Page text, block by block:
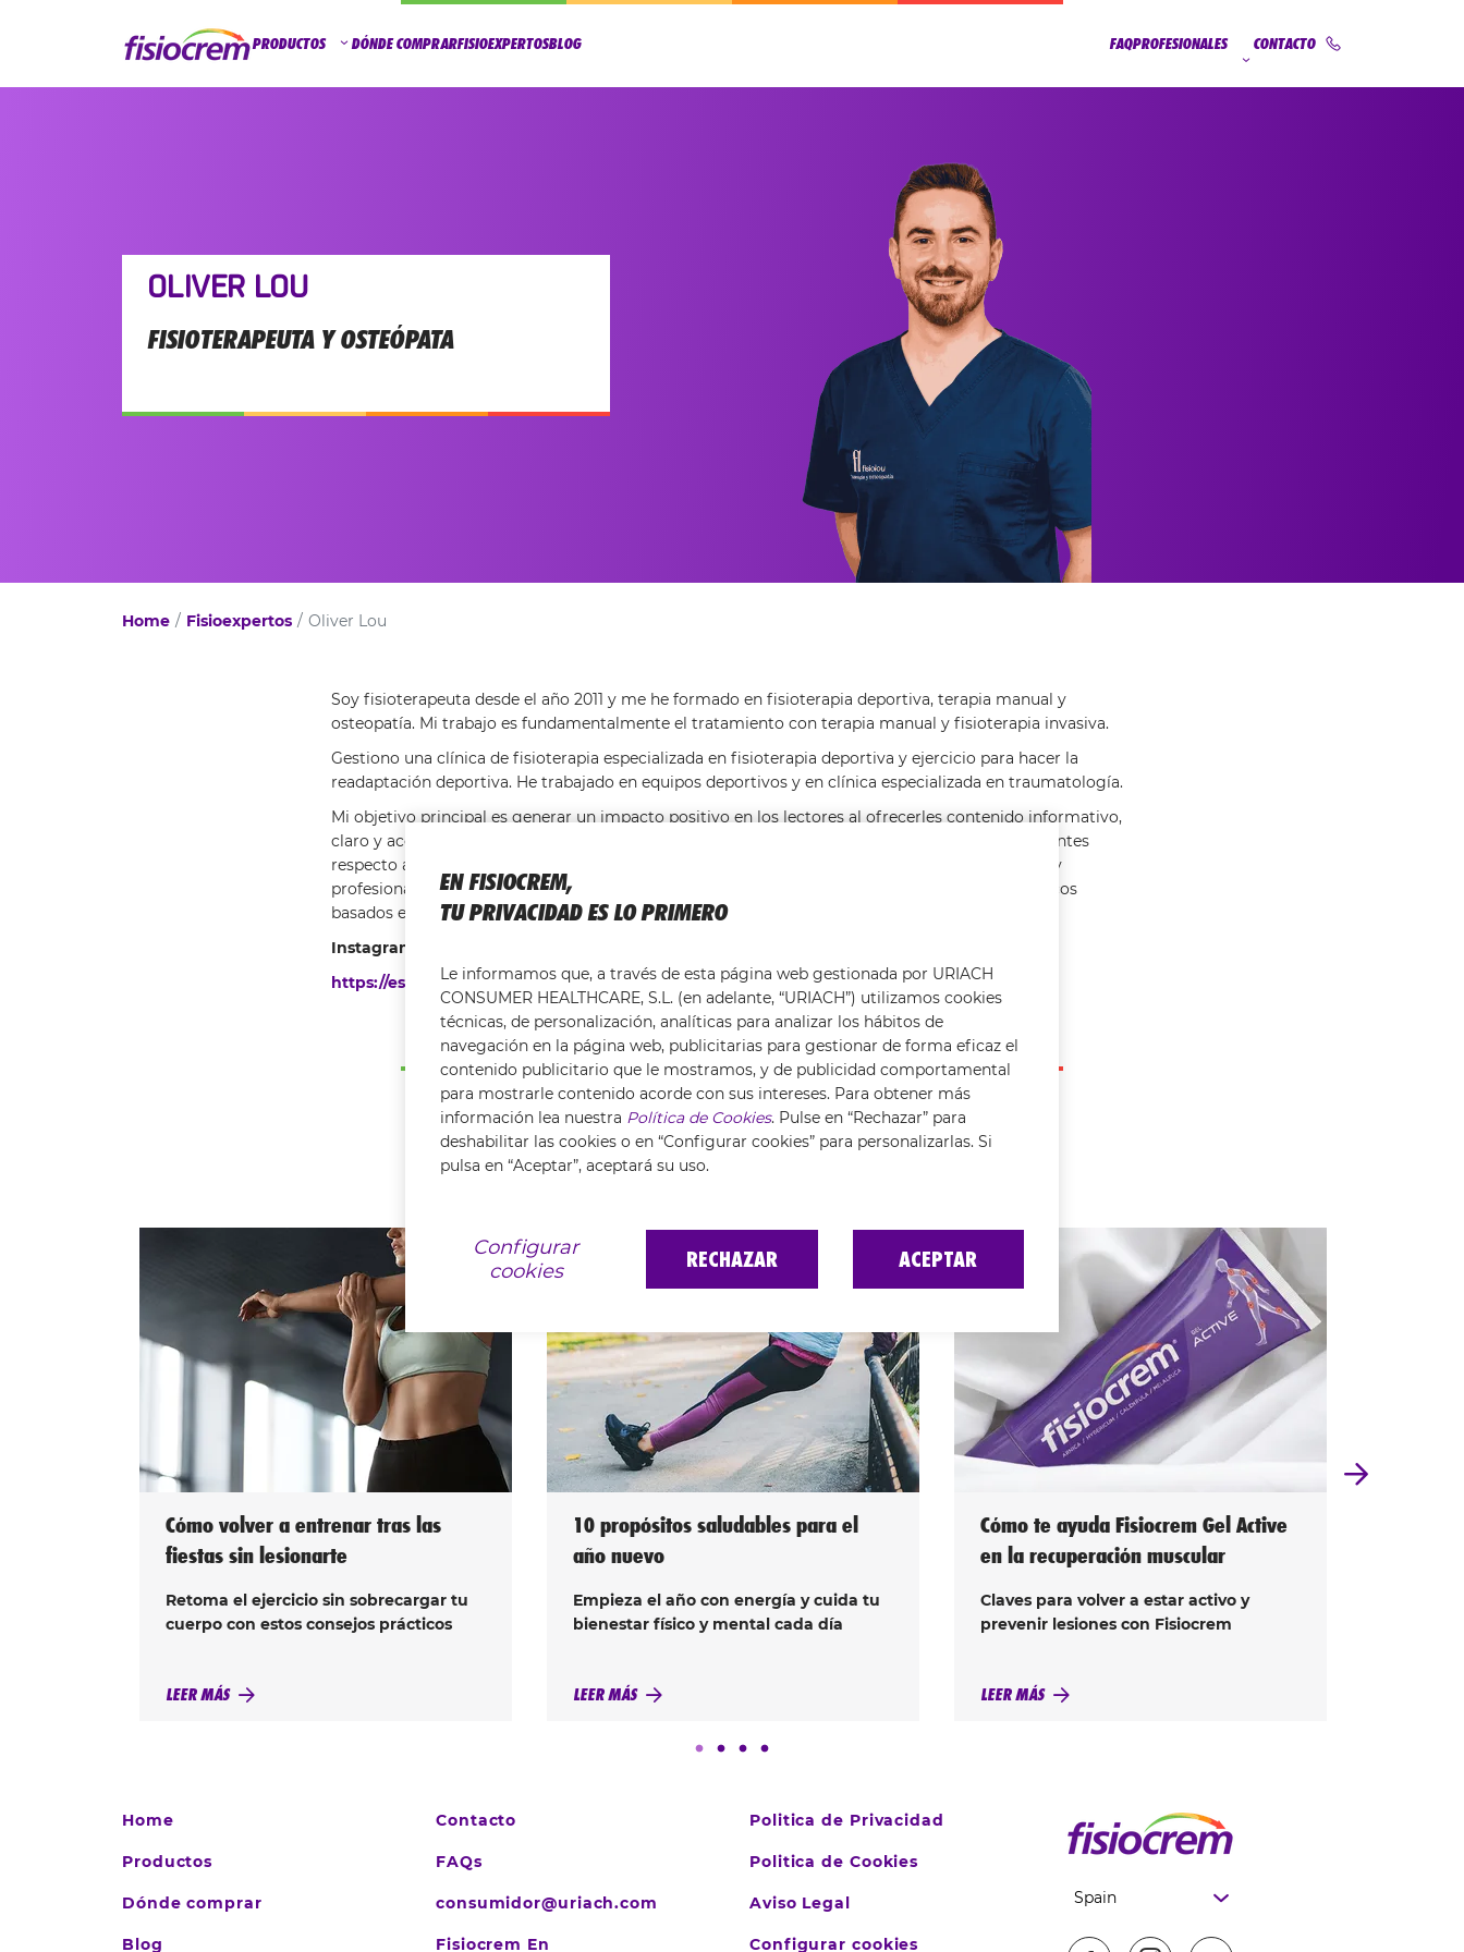
PRODUCTOS DÓNDE COMPRARFISIOEXPERTOSBLOG FAQPROFESIONALES CONTACTO
OLIVER LOU
FISIOTERAPEUTA Y OSTEÓPATA
Home Fisioexpertos Oliver Lou
Soy fisioterapeuta desde el año 2011 y me he formado en fisioterapia deportiva, terapia manual y
osteopatía. Mi trabajo es fundamentalmente el tratamiento con terapia manual y fisioterapia invasiva.
Gestiono una clínica de fisioterapia especializada en fisioterapia deportiva y ejercicio para hacer la
readaptación deportiva. He trabajado en equipos deportivos y en clínica especializada en traumatología.
Mi objetivo principal es generar un impacto positivo en los lectores al ofrecerles contenido informativo,
claro y accesible, que les inspire a adoptar hábitos más saludables y a tomar decisiones conscientes
respecto a su bienestar físico y mental. Me gustaría que mis publicaciones lleguen a pacientes y
profesionales que quieran mejorar su estado de salud o el de sus pacientes con consejos prácticos
basados en la evidencia científica.
Instagram:
https://es.linkedin.com/in/oliver-lou-moreno-03834445
ARTÍCULOS PUBLICADOS
Cómo volver a entrenar tras las
fiestas sin lesionarte
Retoma el ejercicio sin sobrecargar tu
cuerpo con estos consejos prácticos
LEER MÁS
10 propósitos saludables para el
año nuevo
Empieza el año con energía y cuida tu
bienestar físico y mental cada día
LEER MÁS
Cómo te ayuda Fisiocrem Gel Active
en la recuperación muscular
Claves para volver a estar activo y
prevenir lesiones con Fisiocrem
LEER MÁS
Home
Productos
Dónde comprar
Blog
Contacto
FAQs
consumidor@uriach.com
Fisiocrem En
Politica de Privacidad
Politica de Cookies
Aviso Legal
Configurar cookies
EN FISIOCREM,
TU PRIVACIDAD ES LO PRIMERO
Le informamos que, a través de esta página web gestionada por URIACH
CONSUMER HEALTHCARE, S.L. (en adelante, “URIACH”) utilizamos cookies
técnicas, de personalización, analíticas para analizar los hábitos de
navegación en la página web, publicitarias para gestionar de forma eficaz el
contenido publicitario que le mostramos, y de publicidad comportamental
para mostrarle contenido acorde con sus intereses. Para obtener más
información lea nuestra Política de Cookies. Pulse en “Rechazar” para
deshabilitar las cookies o en “Configurar cookies” para personalizarlas. Si
pulsa en “Aceptar”, aceptará su uso.
Configurar
cookies
RECHAZAR ACEPTAR